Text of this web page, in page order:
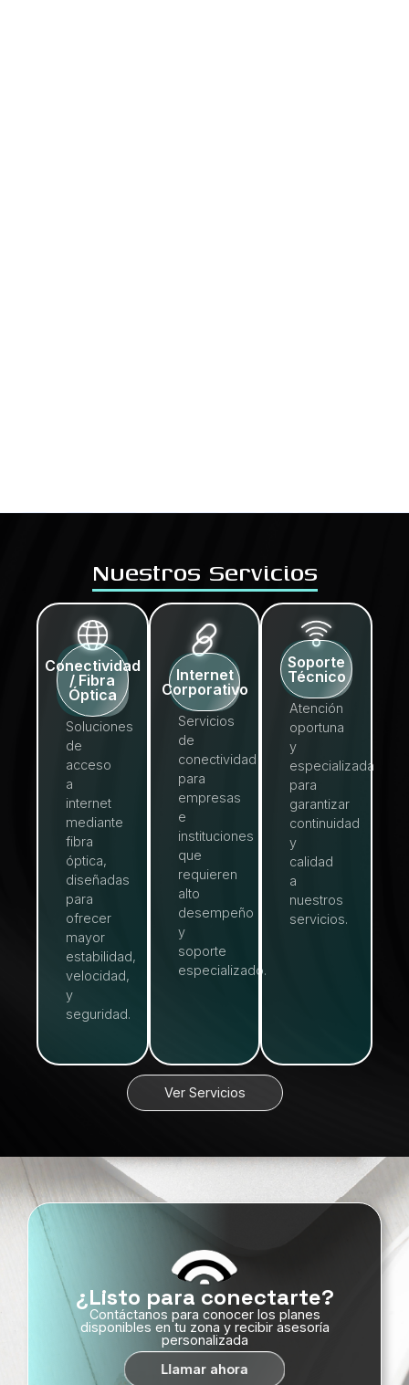
Nuestros Servicios
Conectividad
/ Fibra
Óptica
Soluciones
de
acceso
a
internet
mediante
fibra
óptica,
diseñadas
para
ofrecer
mayor
estabilidad,
velocidad,
y
seguridad.
Internet
Corporativo
Servicios
de
conectividad
para
empresas
e
instituciones
que
requieren
alto
desempeño
y
soporte
especializado.
Soporte
Técnico
Atención
oportuna
y
especializada
para
garantizar
continuidad
y
calidad
a
nuestros
servicios.
Ver Servicios
¿Listo para conectarte?
Contáctanos para conocer los planes
disponibles en tu zona y recibir asesoría
personalizada
Llamar ahora